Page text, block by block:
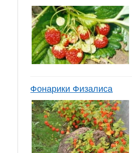
Фонарики Физалиса